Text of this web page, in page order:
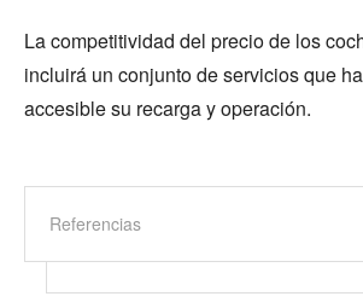
La competitividad del precio de los
incluirá un conjunto de servicios que
accesible su recarga y operación.
Referencias